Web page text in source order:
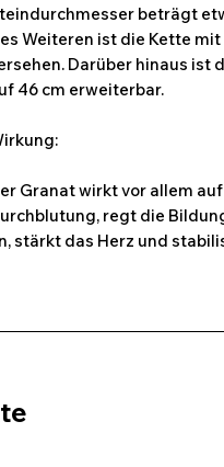
beträgt
Weiteren ist die Kette
Darüber hinaus ist
46 cm erweiterbar.
Granat wirkt vor allem
regt die
stärkt das Herz und